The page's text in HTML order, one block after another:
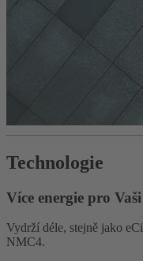
Technologie
Více energie pro
Vydrží déle, stejně jako
NMC4.